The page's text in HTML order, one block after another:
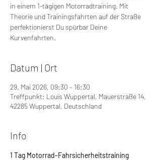
in einem 1-tägigen Motorradtraining. Mit
Theorie und Trainingsfahrten auf der Straße
perfektionierst Du spürbar Deine
Kurvenfahrten.
Datum | Ort
29. Mai 2026, 09:30 – 16:30
Treffpunkt: Louis Wuppertal, Mauerstraße 14,
42285 Wuppertal, Deutschland
Info
1 Tag Motorrad-Fahrsicherheitstraining